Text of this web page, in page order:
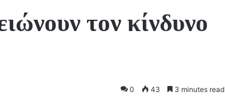
τον κίνδυνο
0 43 3 minutes read